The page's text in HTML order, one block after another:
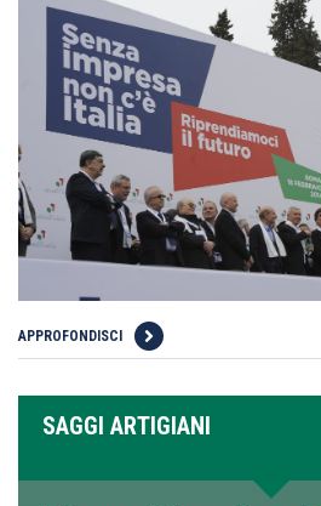
APPROFONDISCI
SAGGI ARTIGIANI